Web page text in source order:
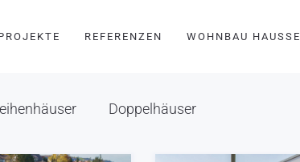
REFERENZEN WOHNBAU HAUSSER
Doppelhäuser